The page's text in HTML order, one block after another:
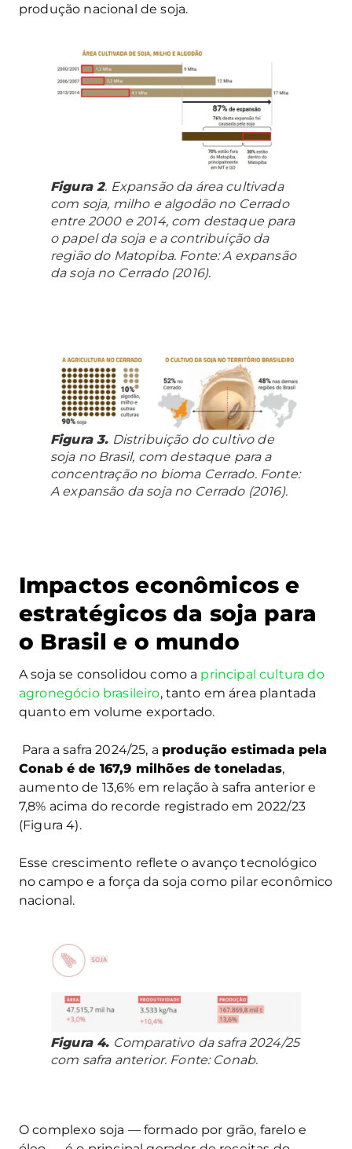
produção nacional de soja.
Figura 2. Expansão da área cultivada
com soja, milho e algodão no Cerrado
entre 2000 e 2014, com destaque para
o papel da soja e a contribuição da
região do Matopiba. Fonte: A expansão
da soja no Cerrado (2016).
Figura 3. Distribuição do cultivo de
soja no Brasil, com destaque para a
concentração no bioma Cerrado. Fonte:
A expansão da soja no Cerrado (2016).
Impactos econômicos e
estratégicos da soja para
o Brasil e o mundo
A soja se consolidou como a principal cultura do
agronegócio brasileiro, tanto em área plantada
quanto em volume exportado.
Para a safra 2024/25, a produção estimada pela
Conab é de 167,9 milhões de toneladas,
aumento de 13,6% em relação à safra anterior e
7,8% acima do recorde registrado em 2022/23
(Figura 4).
Esse crescimento reflete o avanço tecnológico
no campo e a força da soja como pilar econômico
nacional.
Figura 4. Comparativo da safra 2024/25
com safra anterior. Fonte: Conab.
O complexo soja — formado por grão, farelo e